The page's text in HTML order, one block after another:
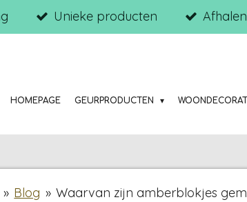
Unieke producten
HOMEPAGE GEURPRODUCTEN
» Blog » Waarvan zijn amberblokjes